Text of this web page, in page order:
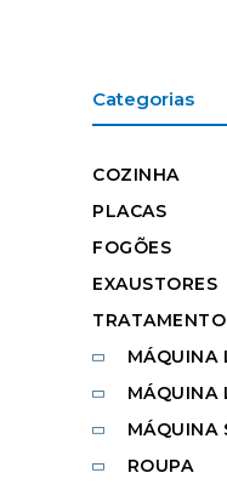
Categorias
COZINHA
PLACAS
FOGÕES
EXAUSTORES
MÁQUINA
MÁQUINA
MÁQUINA
ROUPA